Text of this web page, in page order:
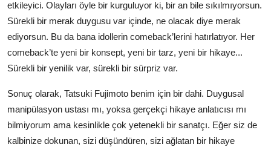
etkileyici. Olayları öyle bir kurguluyor ki, bir an bile sıkılmıyorsun.
Sürekli bir merak duygusu var içinde, ne olacak diye merak
ediyorsun. Bu da bana idollerin comeback’lerini hatırlatıyor. Her
comeback’te yeni bir konsept, yeni bir tarz, yeni bir hikaye...
Sürekli bir yenilik var, sürekli bir sürpriz var.
Sonuç olarak, Tatsuki Fujimoto benim için bir dahi. Duygusal
manipülasyon ustası mı, yoksa gerçekçi hikaye anlatıcısı mı
bilmiyorum ama kesinlikle çok yetenekli bir sanatçı. Eğer siz de
kalbinize dokunan, sizi düşündüren, sizi ağlatan bir hikaye